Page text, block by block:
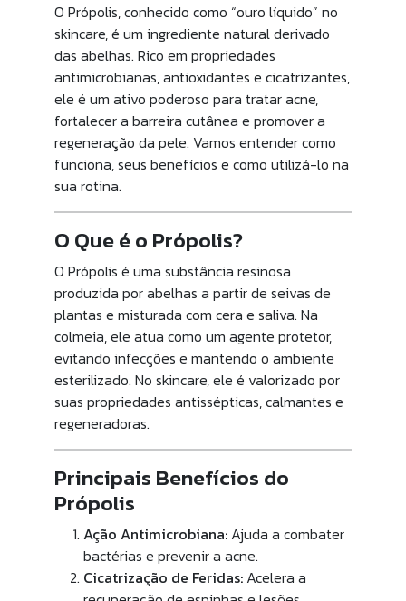
O Própolis, conhecido como “ouro líquido” no
skincare, é um ingrediente natural derivado
das abelhas. Rico em propriedades
antimicrobianas, antioxidantes e cicatrizantes,
ele é um ativo poderoso para tratar acne,
fortalecer a barreira cutânea e promover a
regeneração da pele. Vamos entender como
funciona, seus benefícios e como utilizá-lo na
sua rotina.
O Que é o Própolis?
O Própolis é uma substância resinosa
produzida por abelhas a partir de seivas de
plantas e misturada com cera e saliva. Na
colmeia, ele atua como um agente protetor,
evitando infecções e mantendo o ambiente
esterilizado. No skincare, ele é valorizado por
suas propriedades antissépticas, calmantes e
regeneradoras.
Principais Benefícios do
Própolis
Ação Antimicrobiana: Ajuda a combater
bactérias e prevenir a acne.
Cicatrização de Feridas: Acelera a